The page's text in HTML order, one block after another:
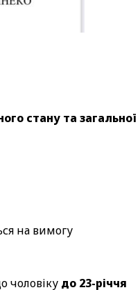
стану та загальної
на вимогу
чоловіку до 23-річчя